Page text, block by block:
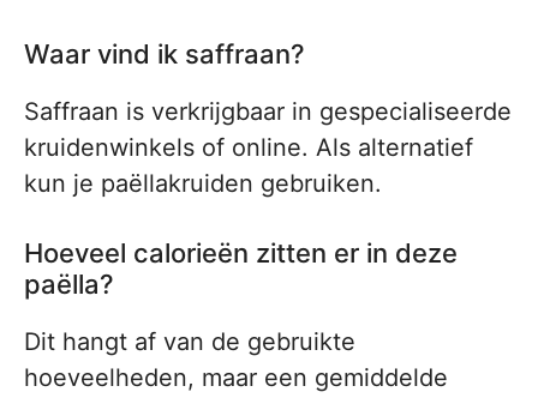
Waar vind ik saffraan?
Saffraan is verkrijgbaar in gespecialiseerde
kruidenwinkels of online. Als alternatief
kun je paëllakruiden gebruiken.
Hoeveel calorieën zitten er in deze
paëlla?
Dit hangt af van de gebruikte
hoeveelheden, maar een gemiddelde